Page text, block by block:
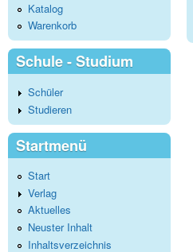
Katalog
Warenkorb
Schule - Studium
Schüler
Studieren
Startmenü
Start
Verlag
Aktuelles
Neuster Inhalt
Inhaltsverzeichnis